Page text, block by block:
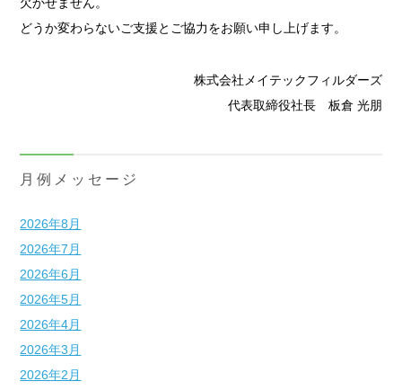
どうか変わらないご支援とご協力をお願い申し上げます。
株式会社メイテックフィルダーズ
代表取締役社長 板倉 光朋
月例メッセージ
2026年8月
2026年7月
2026年6月
2026年5月
2026年4月
2026年3月
2026年2月